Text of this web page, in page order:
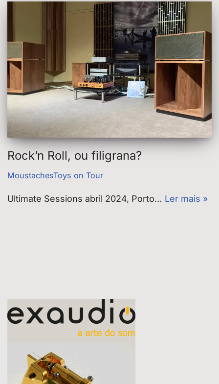
Rock’n Roll, ou filigrana?
MoustachesToys on Tour
Ultimate Sessions abril 2024, Porto… Ler mais »